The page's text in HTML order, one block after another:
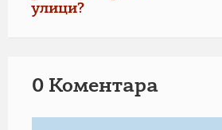
улици?
0 Коментарa